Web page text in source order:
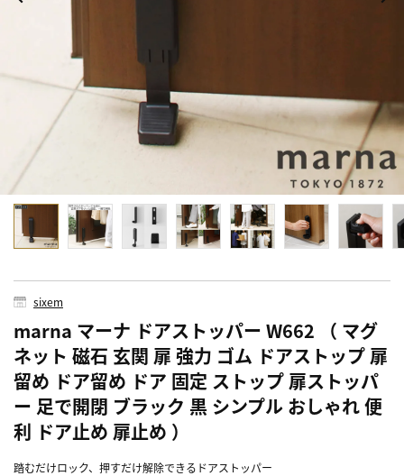
sixem
marna マーナ ドアストッパー W662 （ マグ
ネット 磁石 玄関 扉 強力 ゴム ドアストップ 扉
留め ドア留め ドア 固定 ストップ 扉ストッパ
ー 足で開閉 ブラック 黒 シンプル おしゃれ 便
利 ドア止め 扉止め ）
踏むだけロック、押すだけ解除できるドアストッパー